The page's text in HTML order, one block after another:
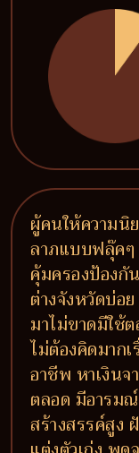
ผู้คนให้ความนิ
ลาภแบบฟลุ๊คๆ
คุ้มครองป้องกั
ต่างจังหวัดบ่อ
มาไม่ขาดมีใช้
ไม่ต้องคิดมากเ
อาชีพ หาเงินจ
ตลอด มีอารม
สร้างสรรค์สูง